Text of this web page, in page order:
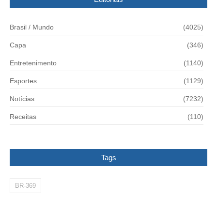
Brasil / Mundo (4025)
Capa (346)
Entretenimento (1140)
Esportes (1129)
Notícias (7232)
Receitas (110)
Tags
BR-369